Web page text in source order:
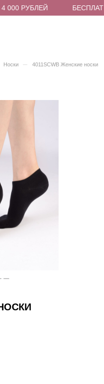
РУБЛЕЙ
Носки – 4011SCWB Женские носки